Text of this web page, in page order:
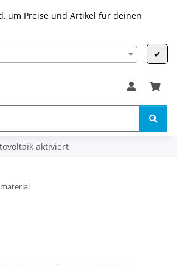
um Preise und Artikel für deinen
✔
(§ 12 Abs. 3 UStG)
aktiviert